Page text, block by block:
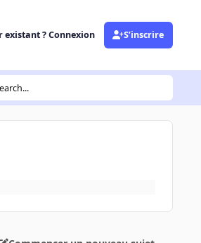
existant ? Connexion S’inscrire